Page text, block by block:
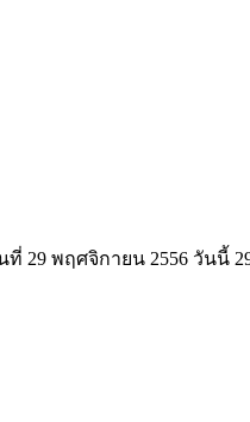
29 พฤศจิกายน 2556 วันนี้